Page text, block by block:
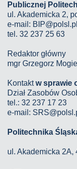
Publicznej
ul. Akademicka 2,
e-mail: BIP@polsl.pl
tel. 32 237 25 63
Redaktor główny
mgr Grzegorz
Kontaktw sprawie
Dział Zasobów
tel.: 32 237 17 23
e-mail:
Politechnika
ul. Akademicka 2A,